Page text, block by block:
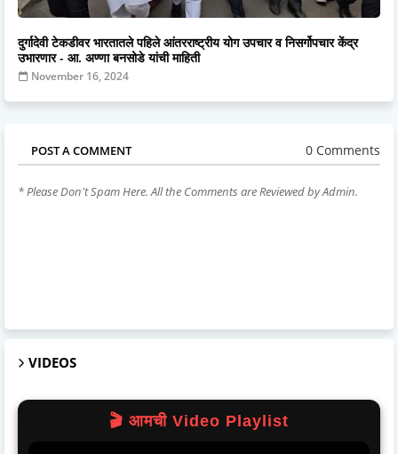
दुर्गादेवी टेकडीवर भारतातले पहिले आंतरराष्ट्रीय योग उपचार व निसर्गोपचार केंद्र
उभारणार - आ. अण्णा बनसोडे यांची माहिती
November 16, 2024
POST A COMMENT 0 Comments
* Please Don't Spam Here. All the Comments are Reviewed by Admin.
VIDEOS
🎬 आमची Video Playlist